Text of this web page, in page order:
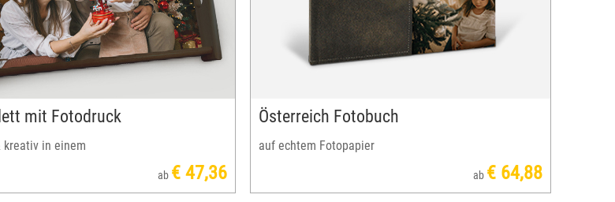
mit Fotodruck
kreativ in einem
ab € 47,36
Österreich Fotobuch
auf echtem Fotopapier
ab € 64,88